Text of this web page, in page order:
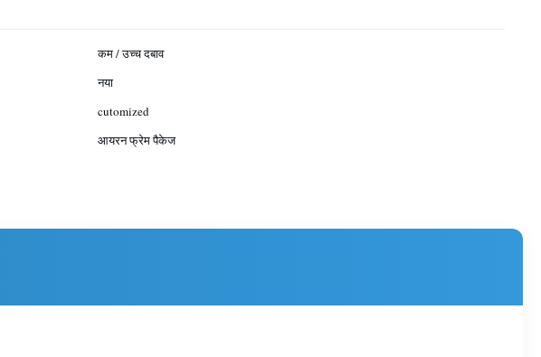
कम / उच्च दबाव
नया
cutomized
आयरन फ्रेम पैकेज